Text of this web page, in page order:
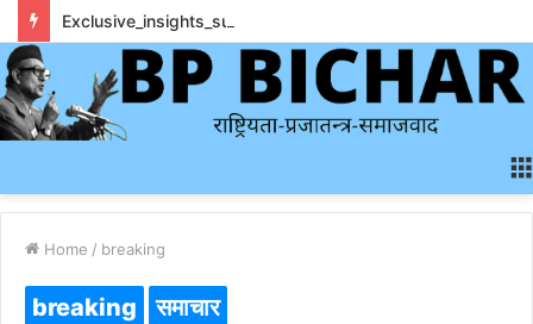
Home / breaking
breaking समाचार